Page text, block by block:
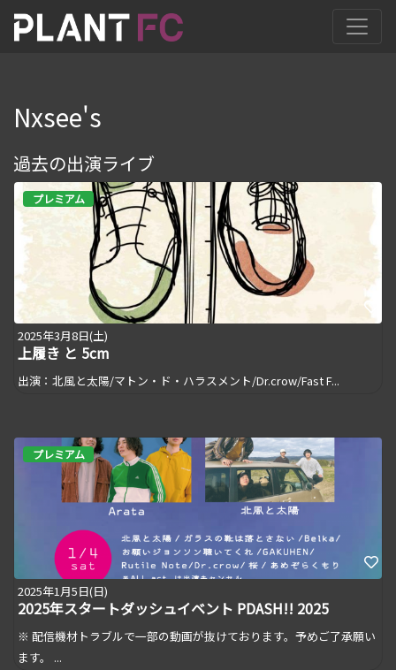
Nxsee's
過去の出演ライブ
プレミアム
2025年3月8日(土)
上履き と 5cm
出演：北風と太陽/マトン・ド・ハラスメント/Dr.crow/Fast F...
プレミアム
2025年1月5日(日)
2025年スタートダッシュイベント PDASH!! 2025
※ 配信機材トラブルで一部の動画が抜けております。予めご了承願い
ます。 ...